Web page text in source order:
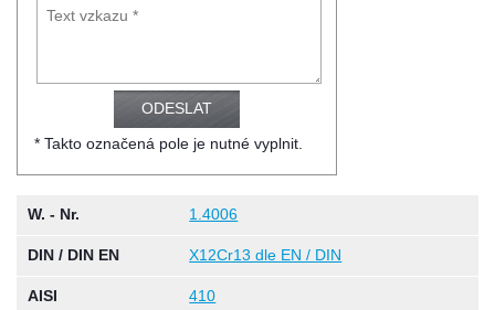
* Takto označená pole je nutné vyplnit.
W. - Nr. 1.4006
DIN / DIN EN X12Cr13 dle EN / DIN
AISI 410